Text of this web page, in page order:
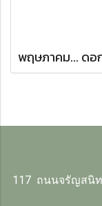
พฤษภาคม... ดอ
117 ถนนจรัญสนิท